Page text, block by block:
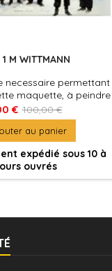
1 M WITTMANN
necessaire permettant
maquette, à peindre
Colle et peintures non
incluses.
€ 100,00 €
au panier
expédié sous 10 à
ouvrés